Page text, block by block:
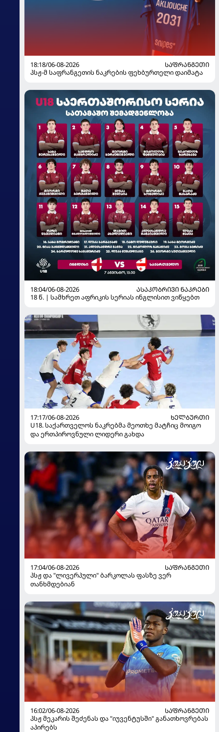
18:18/06-08-2026
ᲡᲐᲤᲠᲐᲜᲒᲔᲗᲘ
პსჟ-მ საფრანგეთის ნაკრების ფეხბურთელი დაიმატა
18:04/06-08-2026
ᲐᲡᲐᲙᲝᲑᲠᲘᲕᲘ ᲜᲐᲙᲠᲔᲑᲘ
18 წ. | სამხრეთ აფრიკის სერიას ინგლისით ვიწყებთ
17:17/06-08-2026
ᲮᲔᲚᲑᲣᲠᲗᲘ
U18. საქართველოს ნაკრებმა მეოთხე მატჩიც მოიგო
და ერთპიროვნული ლიდერი გახდა
17:04/06-08-2026
ᲡᲐᲤᲠᲐᲜᲒᲔᲗᲘ
პსჟ და "ლივერპული" ბარკოლას ფასზე ვერ
თანხმდებიან
16:02/06-08-2026
ᲡᲐᲤᲠᲐᲜᲒᲔᲗᲘ
პსჟ მეკარის შეძენას და "იუვენტუსში" განათხოვრებას
აპირებს